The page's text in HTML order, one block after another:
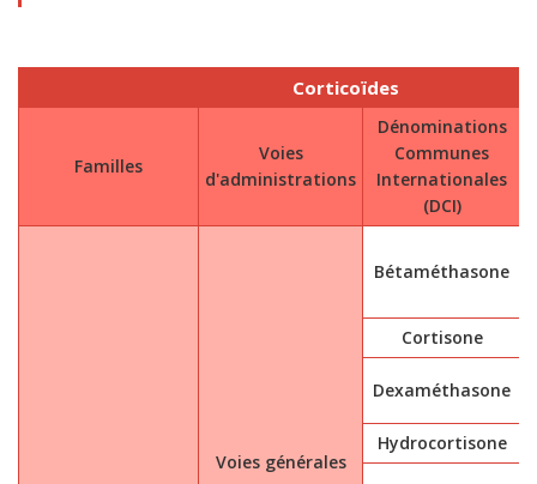
Corticoïdes
Familles
Voies
d'administrations
Dénominations
Communes
Internationales
(DCI)
Voies générales
Bétaméthasone
Cortisone
Dexaméthasone
Hydrocortisone